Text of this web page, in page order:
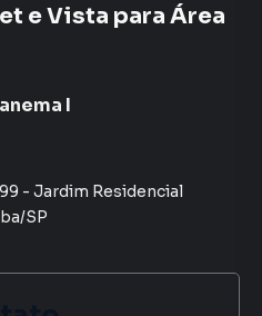
e Vista para Área
I
- Jardim Residencial
/SP